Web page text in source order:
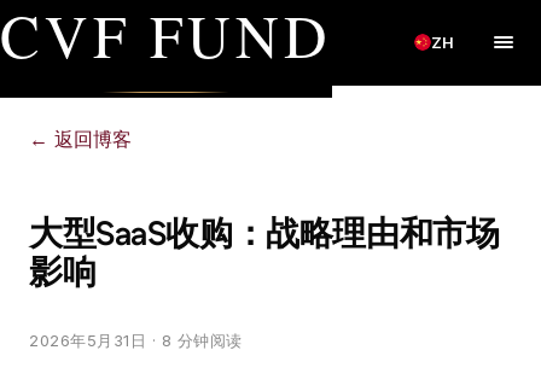
CVF FUND ZH
← 返回博客
大型SaaS收购：战略理由和市场
影响
2026年5月31日 · 8 分钟阅读